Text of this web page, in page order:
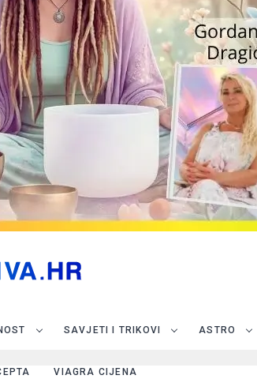
SAVJETI I TRIKOVI ASTRO
VIAGRA CIJENA